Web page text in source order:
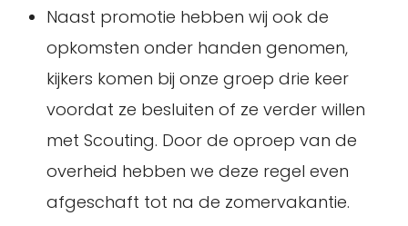
Naast promotie hebben wij ook de
opkomsten onder handen genomen,
kijkers komen bij onze groep drie keer
voordat ze besluiten of ze verder willen
met Scouting. Door de oproep van de
overheid hebben we deze regel even
afgeschaft tot na de zomervakantie.